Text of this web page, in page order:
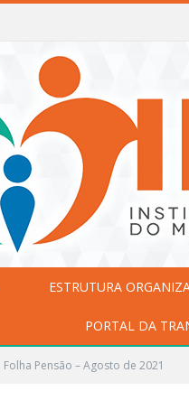
ESTRUTURA
PORTAL DA
Folha Pensão – Agosto de 2021